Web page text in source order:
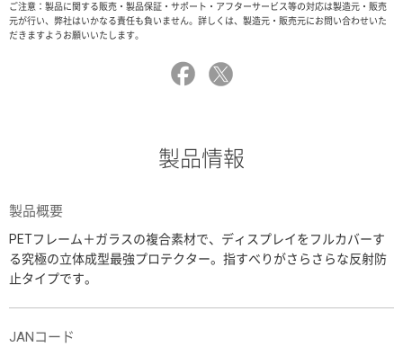
ご注意：製品に関する販売・製品保証・サポート・アフターサービス等の対応は製造元・販売
元が行い、弊社はいかなる責任も負いません。詳しくは、製造元・販売元にお問い合わせいた
だきますようお願いいたします。
製品情報
製品概要
PETフレーム＋ガラスの複合素材で、ディスプレイをフルカバーす
る究極の立体成型最強プロテクター。指すべりがさらさらな反射防
止タイプです。
JANコード